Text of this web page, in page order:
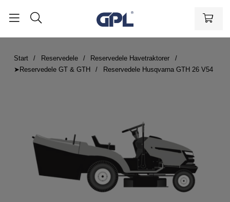
Start Reservedele
Reservedele Havetraktorer
➤Reservedele GT & GTH
Reservedele Husqvarna GTH 26 V54